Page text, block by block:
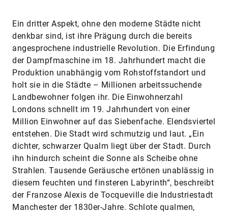
Ein dritter Aspekt, ohne den moderne Städte nicht
denkbar sind, ist ihre Prägung durch die bereits
angesprochene industrielle Revolution. Die Erfindung
der Dampfmaschine im 18. Jahrhundert macht die
Produktion unabhängig vom Rohstoffstandort und
holt sie in die Städte – Millionen arbeitssuchende
Landbewohner folgen ihr. Die Einwohnerzahl
Londons schnellt im 19. Jahrhundert von einer
Million Einwohner auf das Siebenfache. Elendsviertel
entstehen. Die Stadt wird schmutzig und laut. „Ein
dichter, schwarzer Qualm liegt über der Stadt. Durch
ihn hindurch scheint die Sonne als Scheibe ohne
Strahlen. Tausende Geräusche ertönen unablässig in
diesem feuchten und finsteren Labyrinth“, beschreibt
der Franzose Alexis de Tocqueville die Industriestadt
Manchester der 1830er-Jahre. Schlote qualmen,